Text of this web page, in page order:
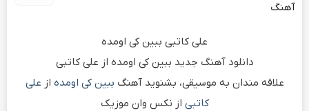
آهنگ
علی کاتبی ببین کی اومده
دانلود آهنگ جدید ببین کی اومده از علی کاتبی
علاقه مندان به موسیقی، بشنوید آهنگ ببین کی اومده از علی
کاتبی از نکس وان موزیک